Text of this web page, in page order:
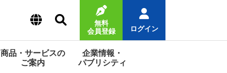
無料
会員登録
ログイン
商品・サービスの
ご案内
企業情報・
パブリシティ